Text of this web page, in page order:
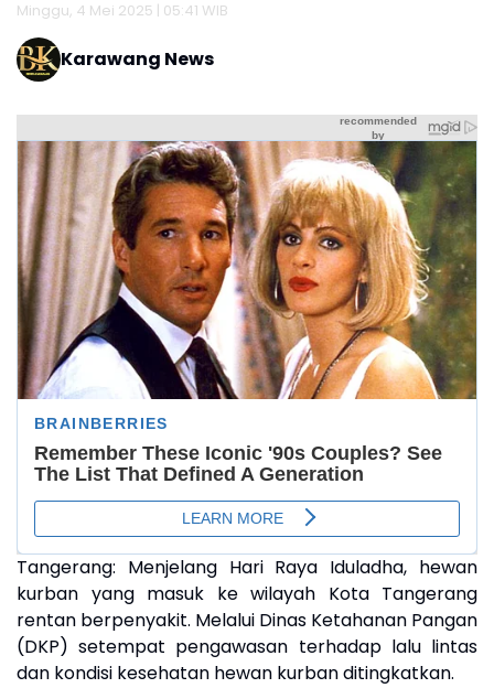
Minggu, 4 Mei 2025 | 05:41 WIB
Karawang News
Tangerang: Menjelang Hari Raya Iduladha, hewan
kurban yang masuk ke wilayah Kota Tangerang
rentan berpenyakit. Melalui Dinas Ketahanan Pangan
(DKP) setempat pengawasan terhadap lalu lintas
dan kondisi kesehatan hewan kurban ditingkatkan.